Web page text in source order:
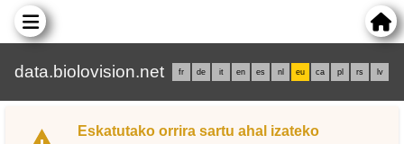
data.biolovision.net fr de it en es nl eu ca pl rs lv
Eskatutako orrira sartu ahal izateko